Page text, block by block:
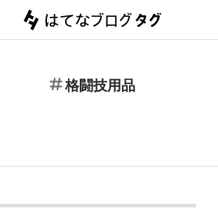
格闘技用品